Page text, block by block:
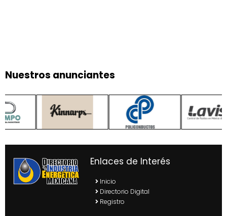
Nuestros anunciantes
Enlaces de Interés
Inicio
Directorio Digital
Registro